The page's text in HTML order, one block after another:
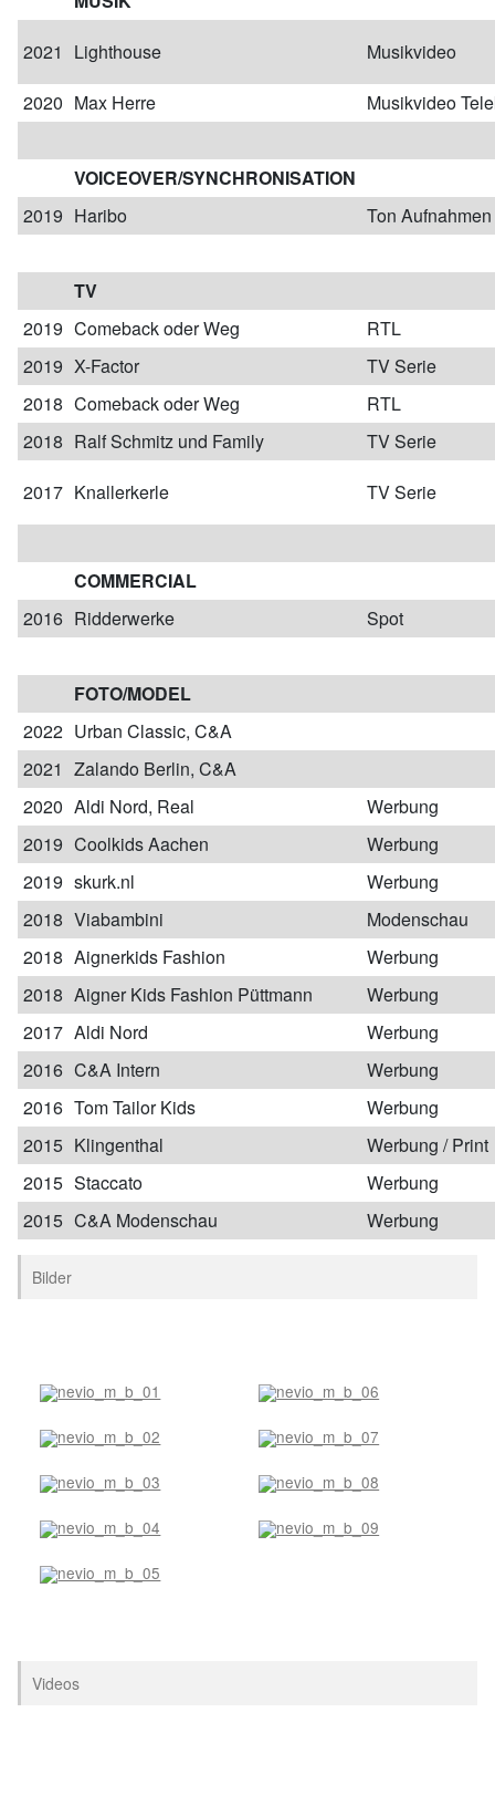
2021
Lighthouse
Musikvideo
2020 Max Herre Musikvideo
VOICEOVER/SYNCHRONISATION
2019 Haribo Ton Aufnahmen
TV
2019 Comeback oder Weg
RTL
2019 X-Factor
TV Serie
2018 Comeback oder Weg
RTL
2018 Ralf Schmitz und Family
TV Serie
2017 Knallerkerle TV Serie
COMMERCIAL
2016 Ridderwerke Spot
FOTO/MODEL
2022 Urban Classic, C&A
2021 Zalando Berlin, C&A
2020 Aldi Nord, Real
Werbung
2019 Coolkids Aachen
Werbung
2019 skurk.nl
Werbung
2018 Viabambini
Modenschau
2018 Aignerkids Fashion
Werbung
2018 Aigner Kids Fashion Püttmann
Werbung
2017 Aldi Nord
Werbung
2016 C&A Intern
Werbung
2016 Tom Tailor Kids
Werbung
2015 Klingenthal
Werbung / Print
2015 Staccato
Werbung
2015 C&A Modenschau Werbung
Bilder
Videos